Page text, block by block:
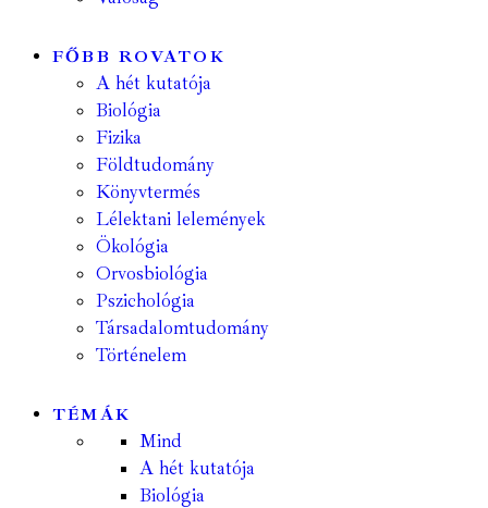
FŐBB ROVATOK
A hét kutatója
Biológia
Fizika
Földtudomány
Könyvtermés
Lélektani lelemények
Ökológia
Orvosbiológia
Pszichológia
Társadalomtudomány
Történelem
TÉMÁK
Mind
A hét kutatója
Biológia